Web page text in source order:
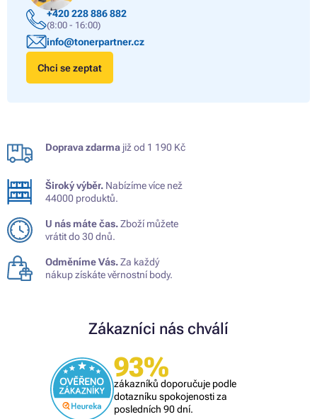
+420 228 886 882
(8:00 - 16:00)
info@tonerpartner.cz
Chci se zeptat
Doprava zdarma již od 1 190 Kč
Široký výběr. Nabízíme více než
44000 produktů.
U nás máte čas.Zboží můžete
vrátit do 30 dnů.
Odměníme Vás.Za každý
nákup získáte věrnostní body.
Zákazníci nás chválí
93%
zákazníků doporučuje podle
dotazníku spokojenosti za
posledních 90 dní.